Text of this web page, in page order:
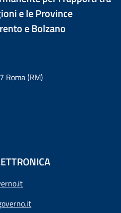
e le Province
e Bolzano
Roma (RM)